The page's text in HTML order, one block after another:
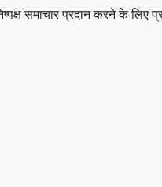
समाचार प्रदान करने के लिए